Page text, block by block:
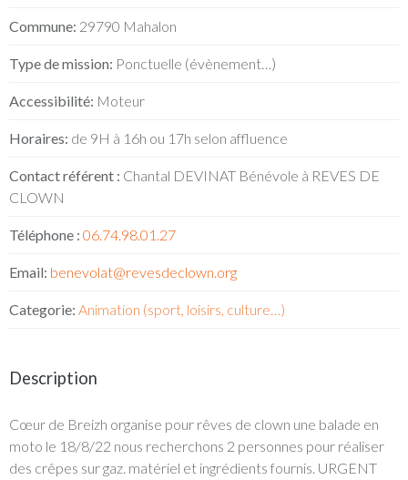
Commune: 29790 Mahalon
Type de mission: Ponctuelle (évènement…)
Accessibilité: Moteur
Horaires: de 9H à 16h ou 17h selon affluence
Contact référent : Chantal DEVINAT Bénévole à REVES DE
CLOWN
Téléphone : 06.74.98.01.27
Email: benevolat@revesdeclown.org
Categorie: Animation (sport, loisirs, culture…)
Description
Cœur de Breizh organise pour rêves de clown une balade en
moto le 18/8/22 nous recherchons 2 personnes pour réaliser
des crêpes sur gaz. matériel et ingrédients fournis. URGENT